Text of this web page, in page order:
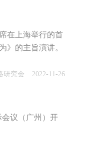
在上海举行的首
》的主旨演讲。
研究会 2022-11-26
会议（广州）开